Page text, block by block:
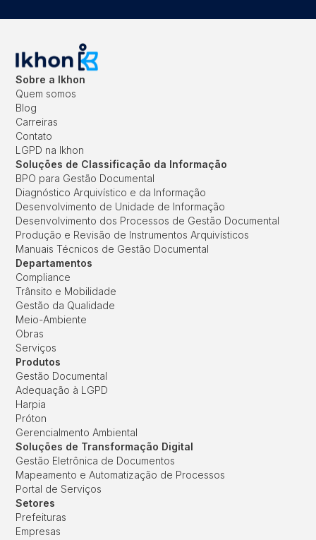
Sobre a Ikhon
Quem somos
Blog
Carreiras
Contato
LGPD na Ikhon
Soluções de Classificação da Informação
BPO para Gestão Documental
Diagnóstico Arquivístico e da Informação
Desenvolvimento de Unidade de Informação
Desenvolvimento dos Processos de Gestão Documental
Produção e Revisão de Instrumentos Arquivísticos
Manuais Técnicos de Gestão Documental
Departamentos
Compliance
Trânsito e Mobilidade
Gestão da Qualidade
Meio-Ambiente
Obras
Serviços
Produtos
Gestão Documental
Adequação à LGPD
Harpia
Próton
Gerencialmento Ambiental
Soluções de Transformação Digital
Gestão Eletrônica de Documentos
Mapeamento e Automatização de Processos
Portal de Serviços
Setores
Prefeituras
Empresas